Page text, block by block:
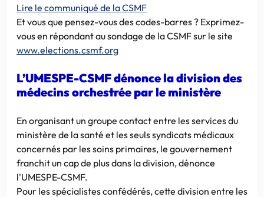
Lire le communiqué de la CSMF
Et vous que pensez-vous des codes-barres ? Exprimez-
vous en répondant au sondage de la CSMF sur le site
www.elections.csmf.org
L’UMESPE-CSMF dénonce la division des
médecins orchestrée par le ministère
En organisant un groupe contact entre les services du
ministère de la santé et les seuls syndicats médicaux
concernés par les soins primaires, le gouvernement
franchit un cap de plus dans la division, dénonce
l'UMESPE-CSMF.
Pour les spécialistes confédérés, cette division entre les